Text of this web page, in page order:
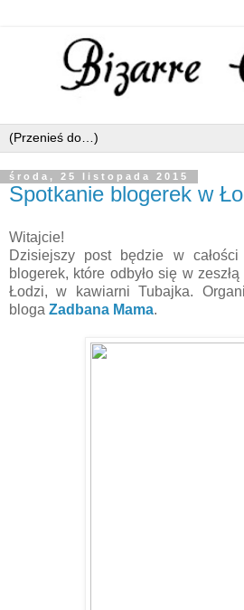
środa, 25 listopada 2015
Spotkanie blogerek w
Witajcie!
Dzisiejszy post będzie w całości
blogerek, które odbyło się w
Łodzi, w kawiarni Tubajka.
bloga Zadbana Mama.